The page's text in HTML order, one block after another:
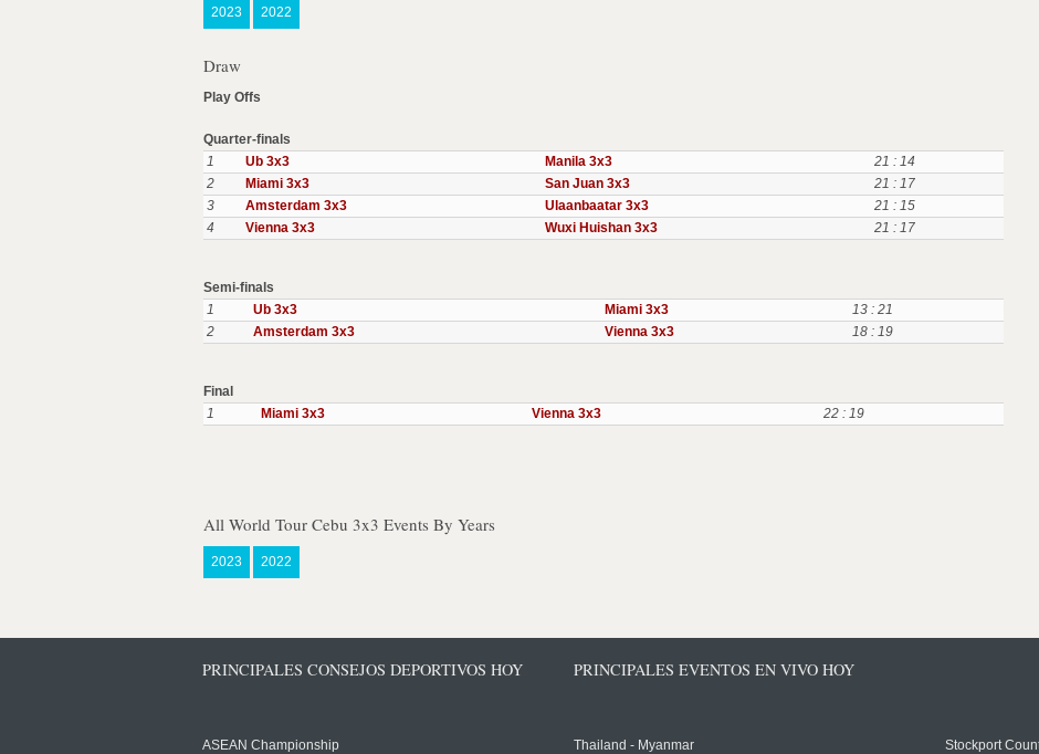
2023 2022
Draw
Play Offs
Quarter-finals
1
Ub 3x3 Manila 3x3
21 : 14
2
Miami 3x3 San Juan 3x3
21 : 17
3
Amsterdam 3x3 Ulaanbaatar 3x3
21 : 15
4
Vienna 3x3 Wuxi Huishan 3x3 21 : 17
Semi-finals
1
Ub 3x3 Miami 3x3
13 : 21
2
Amsterdam 3x3 Vienna 3x3 18 : 19
Final
1
Miami 3x3 Vienna 3x3 22 : 19
All World Tour Cebu 3x3 Events By Years
2023 2022
PRINCIPALES CONSEJOS DEPORTIVOS HOY
ASEAN Championship
PRINCIPALES EVENTOS EN VIVO HOY
Thailand - Myanmar
Stockport